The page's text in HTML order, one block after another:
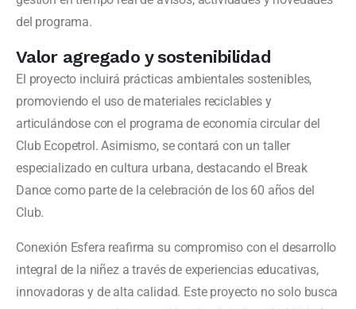
del programa.
Valor agregado y sostenibilidad
El proyecto incluirá prácticas ambientales sostenibles,
promoviendo el uso de materiales reciclables y
articulándose con el programa de economía circular del
Club Ecopetrol. Asimismo, se contará con un taller
especializado en cultura urbana, destacando el Break
Dance como parte de la celebración de los 60 años del
Club.
Conexión Esfera reafirma su compromiso con el desarrollo
integral de la niñez a través de experiencias educativas,
innovadoras y de alta calidad. Este proyecto no solo busca